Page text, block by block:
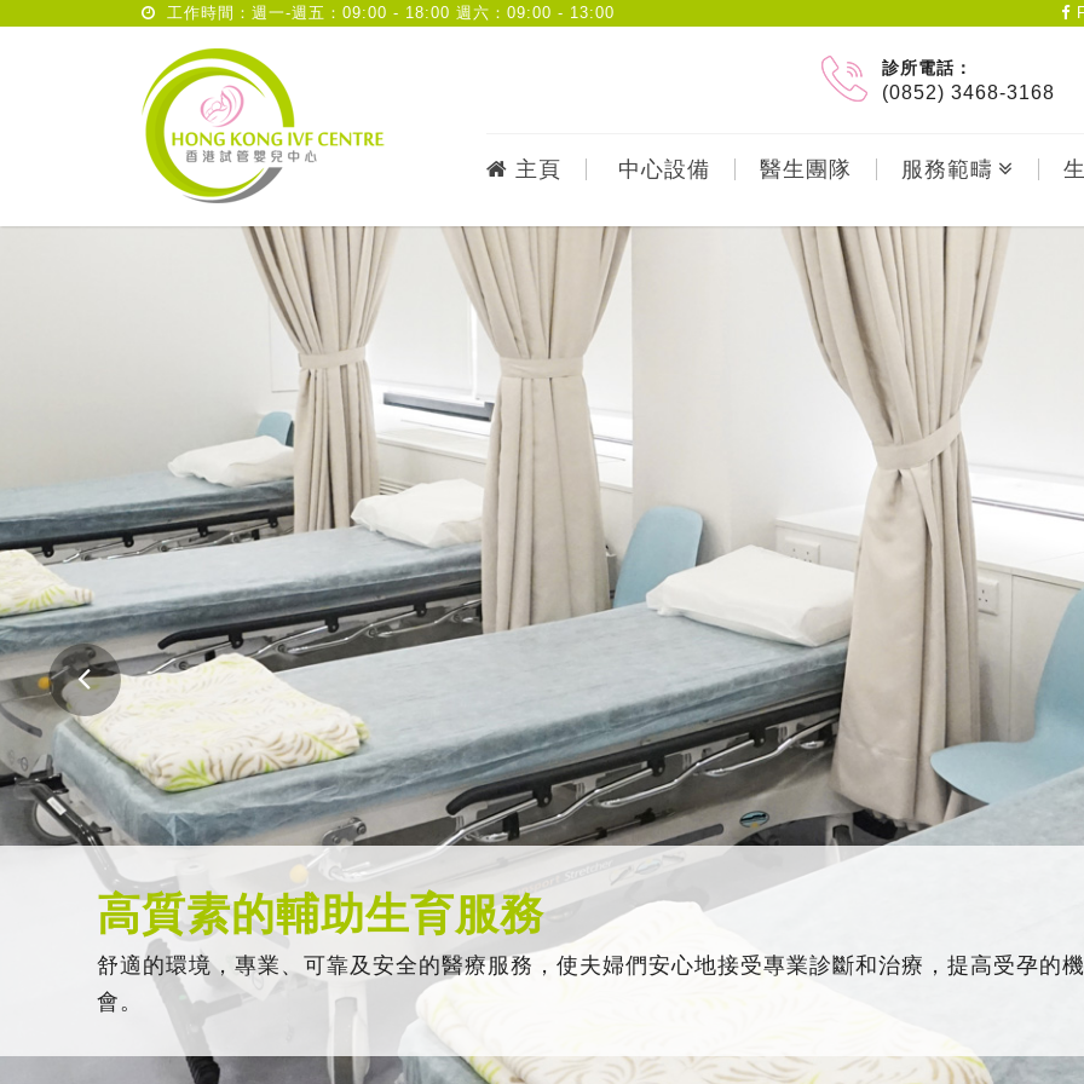
工作時間：週一-週五：09:00 - 18:00 週六：09:00 - 13:00
診所電話：
(0852) 3468-3168
主頁 中心設備 醫生團隊 服務範疇
高質素的輔助生育服務
舒適的環境，專業、可靠及安全的醫療服務，使夫婦們安心地接受專業診斷和治療，提高受孕的機
會。